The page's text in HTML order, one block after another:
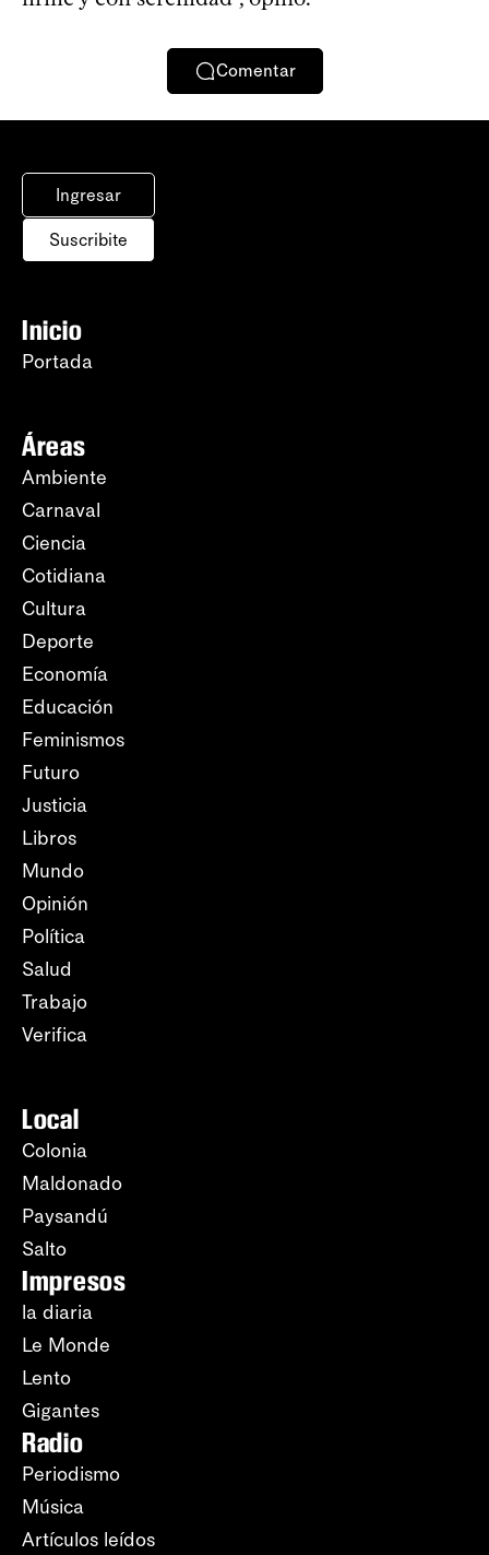
Comentar
Ingresar
Suscribite
Inicio
Portada
Áreas
Ambiente
Carnaval
Ciencia
Cotidiana
Cultura
Deporte
Economía
Educación
Feminismos
Futuro
Justicia
Libros
Mundo
Opinión
Política
Salud
Trabajo
Verifica
Local
Colonia
Maldonado
Paysandú
Salto
Impresos
la diaria
Le Monde
Lento
Gigantes
Radio
Periodismo
Música
Artículos leídos